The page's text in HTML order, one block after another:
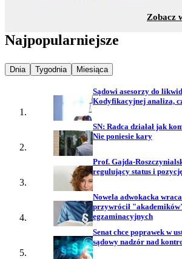
Zobacz
Najpopularniejsze
Najpopularniejsze wiadomości z
Dnia Najpopularniejsze wiadomości z
Tygodnia Najpopularniejsze wiadomości
Miesiąca
Sądowi asesorzy do
Kodyfikacyjnej analiza,
SN: Radca działał jak
Nie poniesie kary
Prof. Gajda-
regulujący status i
Nowela adwokacka
przywrócił
egzaminacyjnych
Senat chce poprawek w
sądowy nadzór nad